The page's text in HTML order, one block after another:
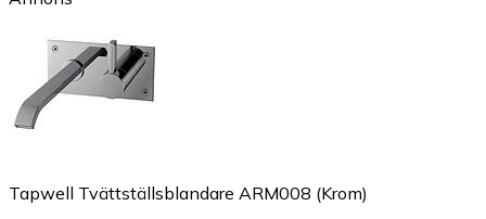
Tapwell Tvättställsblandare ARM008 (Krom)